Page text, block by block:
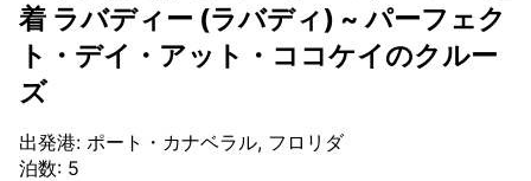
着 ラバディー (ラバディ) ~ パーフェク
ト・デイ・アット・ココケイのクルー
ズ
出発港: ポート・カナベラル, フロリダ
泊数: 5